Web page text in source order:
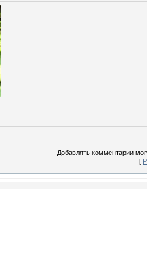
Добавлять комментарии
[